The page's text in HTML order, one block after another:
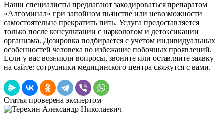
Наши специалисты предлагают закодироваться препаратом
«Алгоминал» при запойном пьянстве или невозможности
самостоятельно прекратить пить. Услуга предоставляется
только после консультации с наркологом и детоксикации
организма. Дозировка подбирается с учетом индивидуальных
особенностей человека во избежание побочных проявлений.
Если у вас возникли вопросы, звоните или оставляйте заявку
на сайте: сотрудники медицинского центра свяжутся с вами.
Статья проверена экспертом